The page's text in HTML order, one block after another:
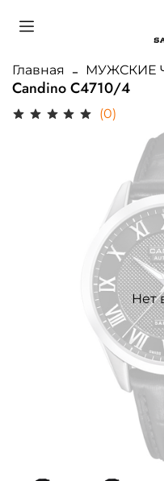
Главная МУЖСКИЕ
Candino C4710/4
(0)
Нет